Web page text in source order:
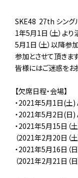
SKE48 27th シング
1年5月1日（土）よ
5月1日（土）以降参
参加とさせて頂きます
皆様にはご迷惑をお
【欠席日程・会場】
・2021年5月1日(土
・2021年5月2日(日
・2021年5月15日（
（2021年2月20日（
・2021年5月16日（
（2021年2月21日（